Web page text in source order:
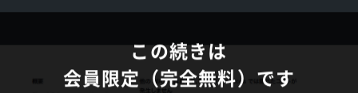
この続きは
会員限定（完全無料）です